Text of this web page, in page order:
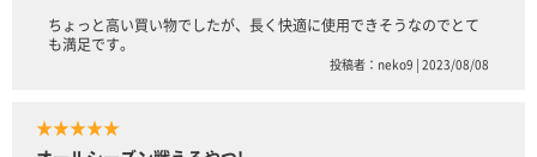
ちょっと高い買い物でしたが、長く快適に使用できそうなのでとて
も満足です。
投稿者：neko9 | 2023/08/08
★★★★★